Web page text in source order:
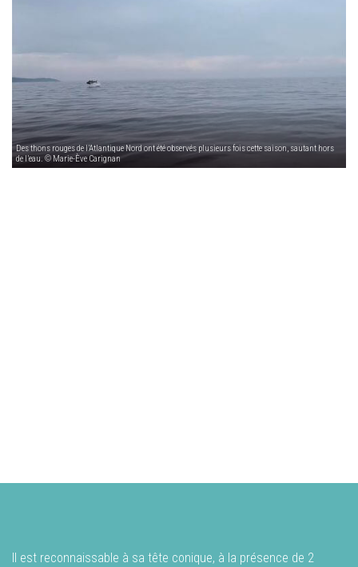
Des thons rouges de l’Atlantique Nord ont été observés plusieurs fois cette saison, sautant hors
de l’eau. © Marie-Ève Carignan
Il est reconnaissable à sa tête conique, à la présence de 2